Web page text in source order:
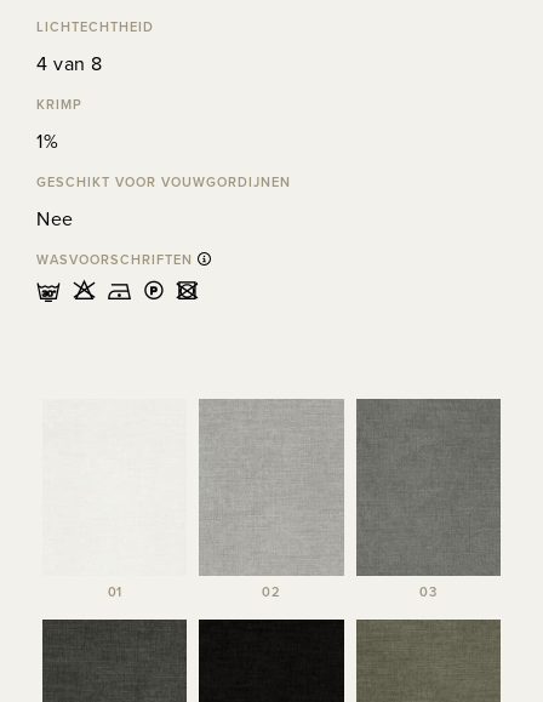
LICHTECHTHEID
4 van 8
KRIMP
1%
GESCHIKT VOOR VOUWGORDIJNEN
Nee
WASVOORSCHRIFTEN
mHDLU
01 02 03